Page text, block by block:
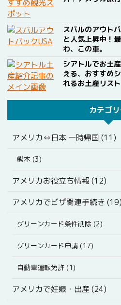
スバルのアウト
と人気上昇中！
わ、この車。
シアトルでお土
える、おすすめ
れるお土産リスト
カテゴ
アメリカ⇔日本 一時帰国 (11)
熊本 (3)
アメリカお役立ち情報 (12)
アメリカでビザ関連手続き (19)
グリーンカード条件削除 (2)
グリーンカード申請 (17)
自動車運転免許 (1)
アメリカで妊娠・出産 (24)